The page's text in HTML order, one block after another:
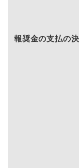
報奨金の支払の